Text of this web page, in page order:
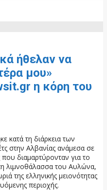
ήθελαν να
μου»
η κόρη του
κατά τη διάρκεια των
στην Αλβανίας ανάμεσα σε
που διαμαρτύρονταν για το
λιμνοθάλασσα του Αυλώνα,
της ελληνικής μειονότητας
περιοχής.